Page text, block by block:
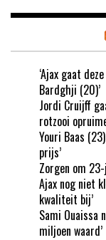
‘Ajax gaat
Bardghji (20)’
Jordi Cruijff
rotzooi
Youri Baas
prijs’
Zorgen om
Ajax nog niet
kwaliteit bij’
Sami Ouaissa
miljoen waard’